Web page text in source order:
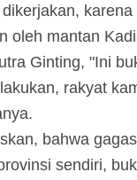
oleh mantan
Ginting, "Ini
rakyat
bahwa
sendiri,